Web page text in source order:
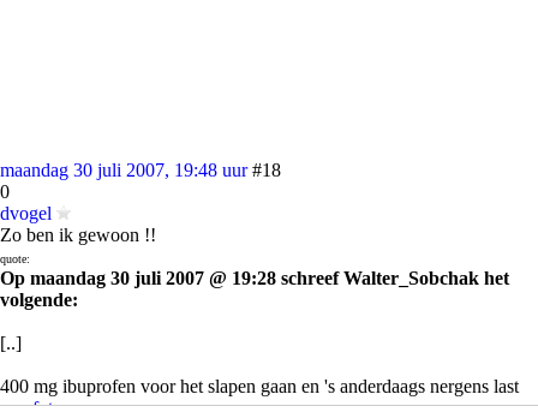
maandag 30 juli 2007, 19:48 uur #18
0
dvogel
Zo ben ik gewoon !!
quote:
Op maandag 30 juli 2007 @ 19:28 schreef Walter_Sobchak het
volgende:
[..]
400 mg ibuprofen voor het slapen gaan en 's anderdaags nergens last
vanfoto